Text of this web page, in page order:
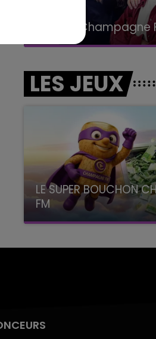
Le Club Champagne
LES JEUX
LE SUPER BOUCHON
FM
avec La Famille